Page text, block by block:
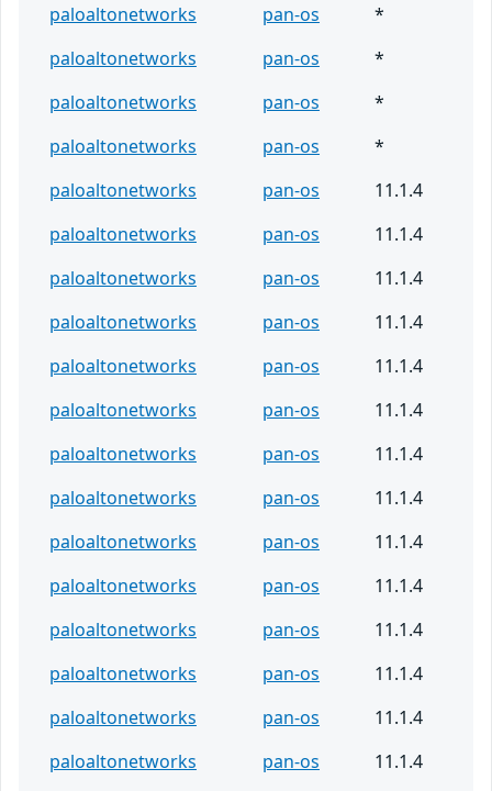
paloaltonetworks pan-os
*
paloaltonetworks
pan-os
*
paloaltonetworks
pan-os
*
paloaltonetworks
pan-os
*
paloaltonetworks
pan-os
11.1.4
paloaltonetworks
pan-os
11.1.4
paloaltonetworks
pan-os
11.1.4
paloaltonetworks
pan-os
11.1.4
paloaltonetworks
pan-os
11.1.4
paloaltonetworks
pan-os
11.1.4
paloaltonetworks
pan-os
11.1.4
paloaltonetworks
pan-os
11.1.4
paloaltonetworks
pan-os
11.1.4
paloaltonetworks
pan-os
11.1.4
paloaltonetworks
pan-os
11.1.4
paloaltonetworks
pan-os
11.1.4
paloaltonetworks
pan-os
11.1.4
paloaltonetworks
pan-os
11.1.4